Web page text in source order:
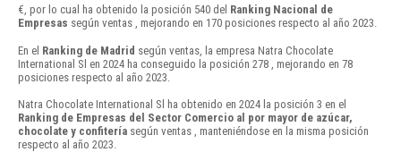
€, por lo cual ha obtenido la posición 540 del Ranking Nacional de
Empresas según ventas , mejorando en 170 posiciones respecto al año 2023.
En el Ranking de Madrid según ventas, la empresa Natra Chocolate
International Sl en 2024 ha conseguido la posición 278 , mejorando en 78
posiciones respecto al año 2023.
Natra Chocolate International Sl ha obtenido en 2024 la posición 3 en el
Ranking de Empresas del Sector Comercio al por mayor de azúcar,
chocolate y confitería según ventas , manteniéndose en la misma posición
respecto al año 2023.